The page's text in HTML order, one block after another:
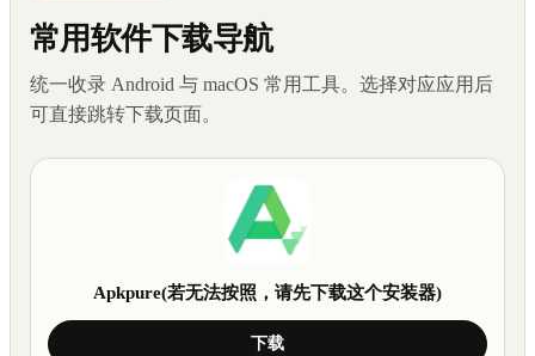
常用软件下载导航
统一收录 Android 与 macOS 常用工具。选择对应应用后
可直接跳转下载页面。
Apkpure(若无法按照，请先下载这个安装器)
下载